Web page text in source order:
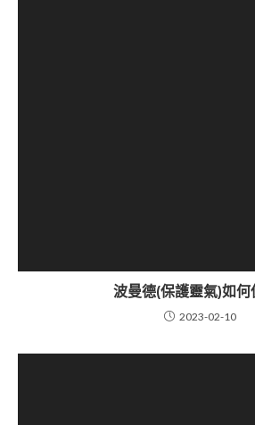
波曼德(保護靈氣)如何
2023-02-10